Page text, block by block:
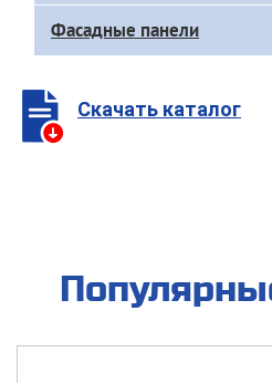
Фасадные панели
Скачать каталог